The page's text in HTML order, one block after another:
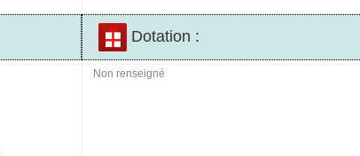
Dotation :
Non renseigné